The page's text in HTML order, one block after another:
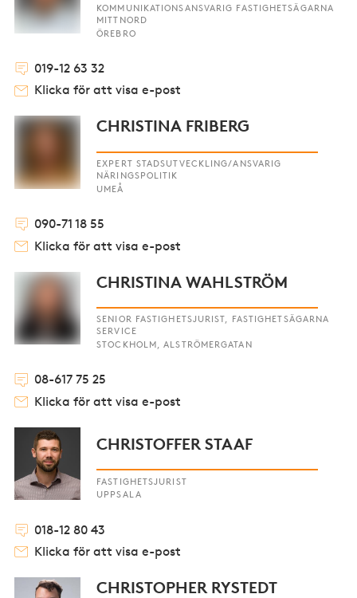
KOMMUNIKATIONSANSVARIG FASTIGHETSÄGARNA
MITTNORD
ÖREBRO
019-12 63 32
Klicka för att visa e-post
CHRISTINA FRIBERG
EXPERT STADSUTVECKLING/ANSVARIG
NÄRINGSPOLITIK
UMEÅ
090-71 18 55
Klicka för att visa e-post
CHRISTINA WAHLSTRÖM
SENIOR FASTIGHETSJURIST, FASTIGHETSÄGARNA
SERVICE
STOCKHOLM, ALSTRÖMERGATAN
08-617 75 25
Klicka för att visa e-post
CHRISTOFFER STAAF
FASTIGHETSJURIST
UPPSALA
018-12 80 43
Klicka för att visa e-post
CHRISTOPHER RYSTEDT